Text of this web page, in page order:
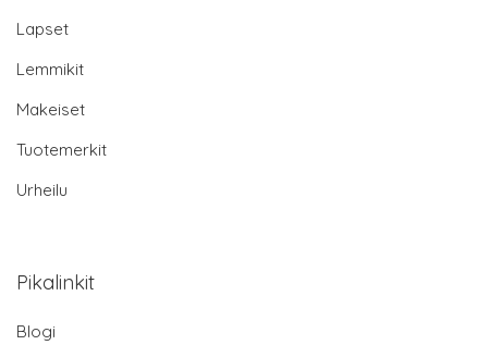
Lapset
Lemmikit
Makeiset
Tuotemerkit
Urheilu
Pikalinkit
Blogi